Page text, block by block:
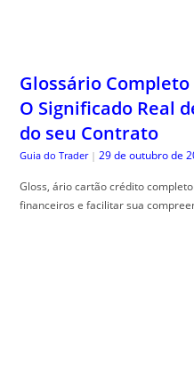
Glossário
O Significado Real
do seu Contrato
Guia do Trader | 29 de outubro de
Gloss, ário cartão crédito
financeiros e facilitar sua